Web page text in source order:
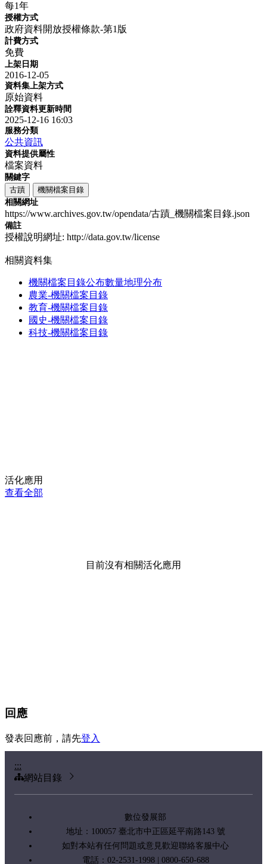
每1年
授權方式
政府資料開放授權條款-第1版
計費方式
免費
上架日期
2016-12-05
資料集上架方式
原始資料
詮釋資料更新時間
2025-12-16 16:03
服務分類
公共資訊
資料提供屬性
檔案資料
關鍵字
古蹟
機關檔案目錄
相關網址
https://www.archives.gov.tw/opendata/古蹟_機關檔案目錄.json
備註
授權說明網址: http://data.gov.tw/license
相關資料集
機關檔案目錄公布數量地理分布
農業-機關檔案目錄
教育-機關檔案目錄
國史-機關檔案目錄
科技-機關檔案目錄
活化應用
查看全部
目前沒有相關活化應用
回應
發表回應前，請先登入
:::
網站目錄
數位發展部
地址：100057 臺北市中正區延平南路143 號
如對本站有任何問題或意見歡迎聯絡客服中心
電話：02-2531-1998 | 0800-650-688